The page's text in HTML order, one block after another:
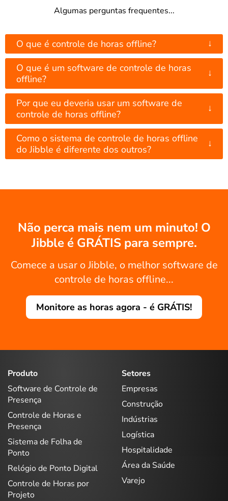
Algumas perguntas frequentes...
O que é controle de horas offline? ↓
O que é um software de controle de horas
offline?
↓
Por que eu deveria usar um software de
controle de horas offline?
↓
Como o sistema de controle de horas offline
do Jibble é diferente dos outros?
↓
Não perca mais nem um minuto! O
Jibble é GRÁTIS para sempre.
Comece a usar o Jibble, o melhor software de
controle de horas offline...
Monitore as horas agora - é GRÁTIS!
Produto
Software de Controle de
Presença
Controle de Horas e
Presença
Sistema de Folha de
Ponto
Relógio de Ponto Digital
Controle de Horas por
Projeto
Setores
Empresas
Construção
Indústrias
Logística
Hospitalidade
Área da Saúde
Varejo